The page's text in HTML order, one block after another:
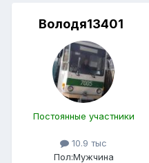
Володя13401
Постоянные участники
10.9 тыс
Пол:Мужчина